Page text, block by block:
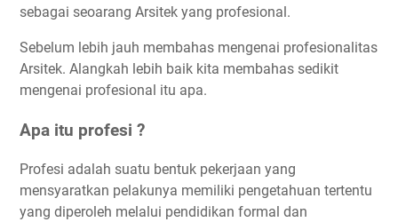
sebagai seoarang Arsitek yang profesional.
Sebelum lebih jauh membahas mengenai profesionalitas
Arsitek. Alangkah lebih baik kita membahas sedikit
mengenai profesional itu apa.
Apa itu profesi ?
Profesi adalah suatu bentuk pekerjaan yang
mensyaratkan pelakunya memiliki pengetahuan tertentu
yang diperoleh melalui pendidikan formal dan